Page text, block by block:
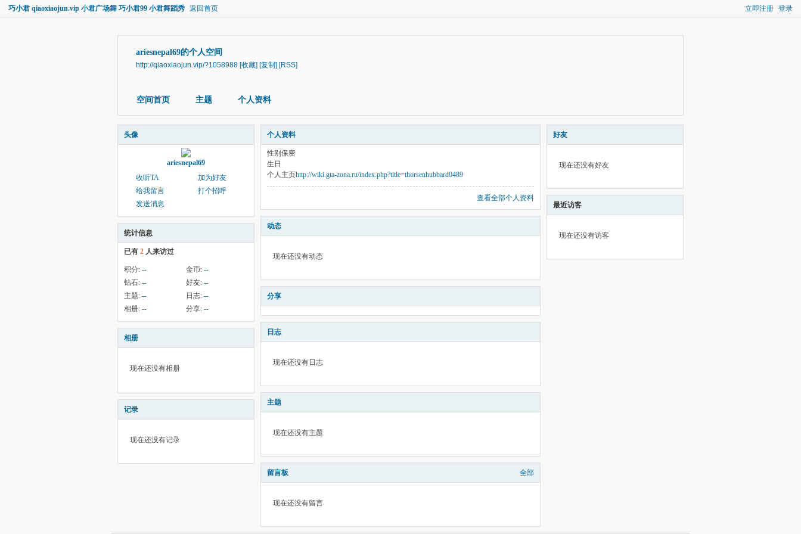
立即注册 登录
巧小君 qiaoxiaojun.vip 小君广场舞 巧小君99 小君舞蹈秀 返回首页
ariesnepal69的个人空间
http://qiaoxiaojun.vip/?1058988 [收藏] [复制] [RSS]
空间首页 主题 个人资料
头像
ariesnepal69
收听TA
加为好友
给我留言
打个招呼
发送消息
统计信息
已有 2 人来访过
积分: -- 金币: --
钻石: -- 好友: --
主题: -- 日志: --
相册: -- 分享: --
相册
现在还没有相册
记录
现在还没有记录
个人资料
性别 保密
生日
个人主页http://wiki.gta-zona.ru/index.php?title=thorsenhubbard0489
查看全部个人资料
动态
现在还没有动态
分享
日志
现在还没有日志
主题
现在还没有主题
留言板 全部
现在还没有留言
好友
现在还没有好友
最近访客
现在还没有访客